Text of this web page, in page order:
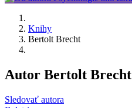
Knihy
Bertolt Brecht
Autor Bertolt Brecht
Sledovať autora